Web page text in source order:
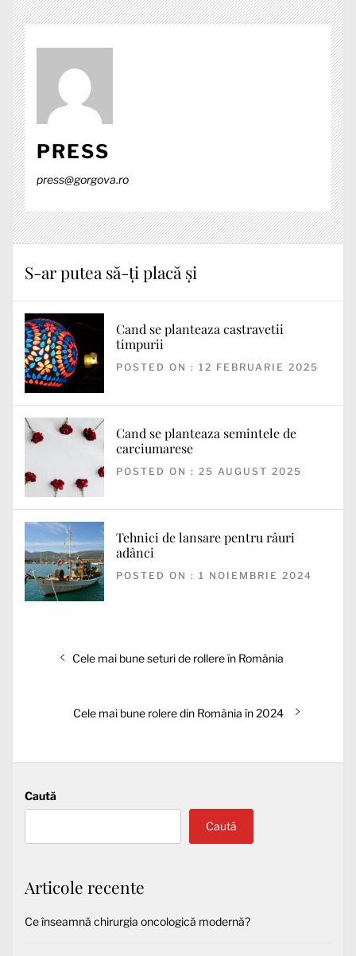
PRESS
press@gorgova.ro
S-ar putea să-ți placă și
Cand se planteaza castravetii
timpurii
POSTED ON : 12 FEBRUARIE 2025
Cand se planteaza semintele de
carciumarese
POSTED ON : 25 AUGUST 2025
Tehnici de lansare pentru râuri
adânci
POSTED ON : 1 NOIEMBRIE 2024
Articolul
Cele mai bune seturi de rollere în România
Articolul
Cele mai bune rolere din România în 2024
Caută
Caută
Articole recente
Ce înseamnă chirurgia oncologică modernă?